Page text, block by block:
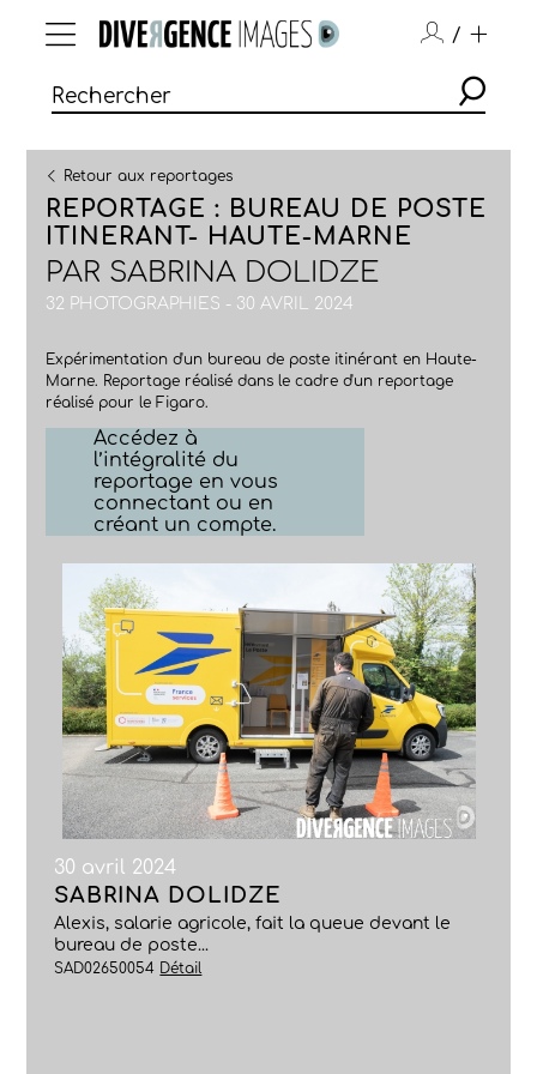
/
Retour aux reportages
REPORTAGE : BUREAU DE POSTE
ITINERANT- HAUTE-MARNE
PAR SABRINA DOLIDZE
32 PHOTOGRAPHIES - 30 AVRIL 2024
Expérimentation d'un bureau de poste itinérant en Haute-
Marne. Reportage réalisé dans le cadre d'un reportage
réalisé pour le Figaro.
Accédez à
l’intégralité du
reportage en vous
connectant ou en
créant un compte.
30 avril 2024
SABRINA DOLIDZE
Alexis, salarie agricole, fait la queue devant le
bureau de poste...
SAD02650054 Détail